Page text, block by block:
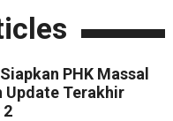
PHK Massal
Update Terakhir
2